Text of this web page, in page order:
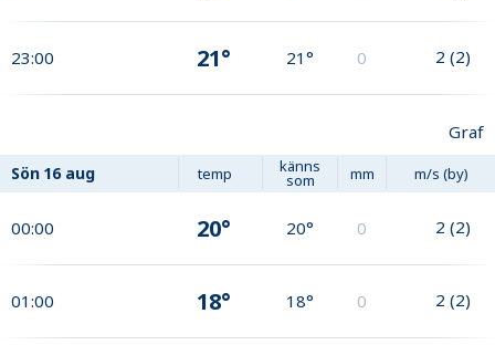
23:00 21° 21° 0 2 (2)
Graf
Sön 16 aug temp känns
som mm m/s (by)
00:00 20° 20° 0 2 (2)
01:00 18° 18° 0 2 (2)